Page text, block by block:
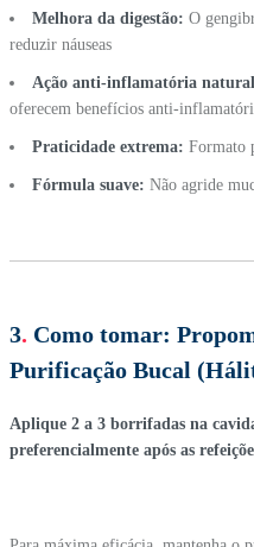
Melhora da digestão: O
reduzir náuseas
Ação anti-inflamatória
oferecem benefícios anti-
Praticidade extrema: Formato
Fórmula suave: Não agride
3. Como tomar:
Purificação Bucal
Aplique 2 a 3 borrifadas na
preferencialmente após as